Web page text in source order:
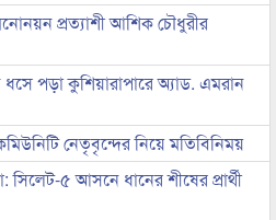
প্রত্যাশী আশিক চৌধুরীর
ধসে পড়া কুশিয়ারাপারে অ্যাড. এমরান
নেতৃবৃন্দের নিয়ে মতিবিনিময়
৫ আসনে ধানের শীষের প্রার্থী